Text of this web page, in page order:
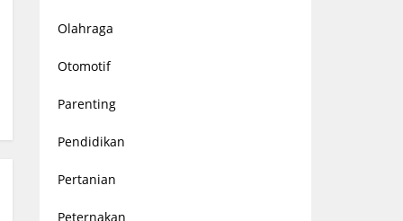
Olahraga
Otomotif
Parenting
Pendidikan
Pertanian
Peternakan